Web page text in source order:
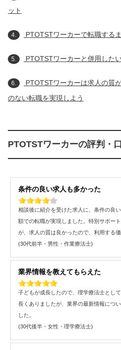
ット
4. PTOTSTワーカーで転職する
5. PTOTSTワーカーと併用した
6.
PTOTSTワーカーは求人の質
のない転職を実現しよう
PTOTSTワーカーの評判・
条件の良い求人も多かった
相談後に紹介を受けた求人に、条件の良
額での転職が実現しました。特別サポー
が、求人の質は良かったので、利用する
(30代前半・男性・作業療法士)
業界情報を教えてもらえた
子どもが成長したので、理学療法士とし
長くありましたが、業界の最新情報につ
した。
(30代後半・女性・理学療法士)